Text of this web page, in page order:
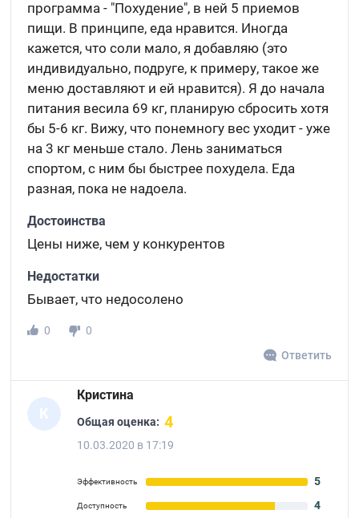
программа - "Похудение", в ней 5 приемов
пищи. В принципе, еда нравится. Иногда
кажется, что соли мало, я добавляю (это
индивидуально, подруге, к примеру, такое же
меню доставляют и ей нравится). Я до начала
питания весила 69 кг, планирую сбросить хотя
бы 5-6 кг. Вижу, что понемногу вес уходит - уже
на 3 кг меньше стало. Лень заниматься
спортом, с ним бы быстрее похудела. Еда
разная, пока не надоела.
Достоинства
Цены ниже, чем у конкурентов
Недостатки
Бывает, что недосолено
0
0
Ответить
К
Кристина
Общая оценка: 4
10.03.2020 в 17:19
Эффективность 5
Доступность 4